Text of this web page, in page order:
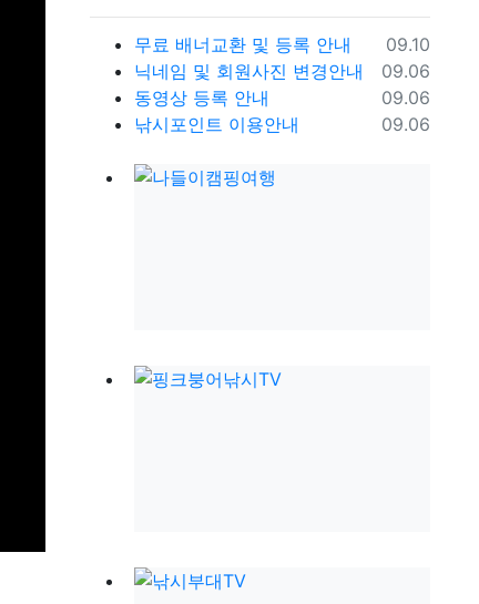
등록일
09.10
무료 배너교환 및 등록 안내
등록일
09.06
닉네임 및 회원사진 변경안내
등록일
09.06
동영상 등록 안내
등록일
09.06
낚시포인트 이용안내